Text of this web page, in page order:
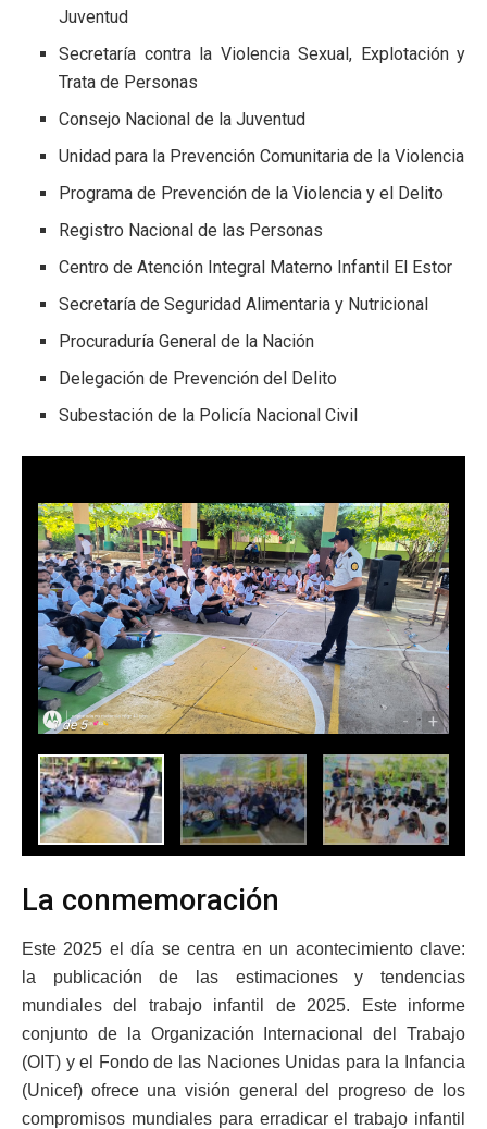
Juventud
Secretaría contra la Violencia Sexual, Explotación y
Trata de Personas
Consejo Nacional de la Juventud
Unidad para la Prevención Comunitaria de la Violencia
Programa de Prevención de la Violencia y el Delito
Registro Nacional de las Personas
Centro de Atención Integral Materno Infantil El Estor
Secretaría de Seguridad Alimentaria y Nutricional
Procuraduría General de la Nación
Delegación de Prevención del Delito
Subestación de la Policía Nacional Civil
1de 5 - +
La conmemoración
Este 2025 el día se centra en un acontecimiento clave:
la publicación de las estimaciones y tendencias
mundiales del trabajo infantil de 2025. Este informe
conjunto de la Organización Internacional del Trabajo
(OIT) y el Fondo de las Naciones Unidas para la Infancia
(Unicef) ofrece una visión general del progreso de los
compromisos mundiales para erradicar el trabajo infantil